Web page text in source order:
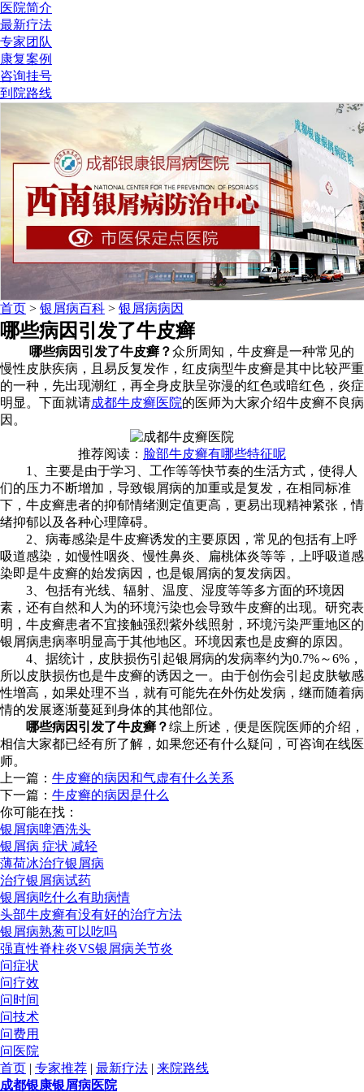
医院简介
最新疗法
专家团队
康复案例
咨询挂号
到院路线
首页 > 银屑病百科 > 银屑病病因
哪些病因引发了牛皮癣
哪些病因引发了牛皮癣？众所周知，牛皮癣是一种常见的
慢性皮肤疾病，且易反复发作，红皮病型牛皮癣是其中比较严重
的一种，先出现潮红，再全身皮肤呈弥漫的红色或暗红色，炎症
明显。下面就请成都牛皮癣医院的医师为大家介绍牛皮癣不良病
因。
推荐阅读： 脸部牛皮癣有哪些特征呢
1、主要是由于学习、工作等等快节奏的生活方式，使得人
们的压力不断增加，导致银屑病的加重或是复发，在相同标准
下，牛皮癣患者的抑郁情绪测定值更高，更易出现精神紧张，情
绪抑郁以及各种心理障碍。
2、病毒感染是牛皮癣诱发的主要原因，常见的包括有上呼
吸道感染，如慢性咽炎、慢性鼻炎、扁桃体炎等等，上呼吸道感
染即是牛皮癣的始发病因，也是银屑病的复发病因。
3、包括有光线、辐射、温度、湿度等等多方面的环境因
素，还有自然和人为的环境污染也会导致牛皮癣的出现。研究表
明，牛皮癣患者不宜接触强烈紫外线照射，环境污染严重地区的
银屑病患病率明显高于其他地区。环境因素也是皮癣的原因。
4、据统计，皮肤损伤引起银屑病的发病率约为0.7%～6%，
所以皮肤损伤也是牛皮癣的诱因之一。由于创伤会引起皮肤敏感
性增高，如果处理不当，就有可能先在外伤处发病，继而随着病
情的发展逐渐蔓延到身体的其他部位。
哪些病因引发了牛皮癣？综上所述，便是医院医师的介绍，
相信大家都已经有所了解，如果您还有什么疑问，可咨询在线医
师。
上一篇： 牛皮癣的病因和气虚有什么关系
下一篇： 牛皮癣的病因是什么
你可能在找：
银屑病啤酒洗头
银屑病 症状 减轻
薄荷冰治疗银屑病
治疗银屑病试药
银屑病吃什么有助病情
头部牛皮癣有没有好的治疗方法
银屑病熟葱可以吃吗
强直性脊柱炎VS银屑病关节炎
问症状
问疗效
问时间
问技术
问费用
问医院
首页 | 专家推荐 | 最新疗法 | 来院路线
成都银康银屑病医院